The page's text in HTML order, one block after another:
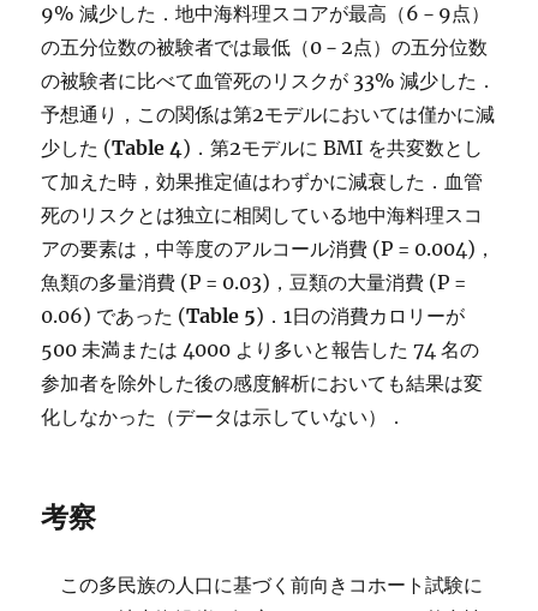
9% 減少した．地中海料理スコアが最高（6－9点）
の五分位数の被験者では最低（0－2点）の五分位数
の被験者に比べて血管死のリスクが 33% 減少した．
予想通り，この関係は第2モデルにおいては僅かに減
少した (Table 4)．第2モデルに BMI を共変数とし
て加えた時，効果推定値はわずかに減衰した．血管
死のリスクとは独立に相関している地中海料理スコ
アの要素は，中等度のアルコール消費 (P = 0.004)，
魚類の多量消費 (P = 0.03)，豆類の大量消費 (P =
0.06) であった (Table 5)．1日の消費カロリーが
500 未満または 4000 より多いと報告した 74 名の
参加者を除外した後の感度解析においても結果は変
化しなかった（データは示していない）．
考察
この多民族の人口に基づく前向きコホート試験に